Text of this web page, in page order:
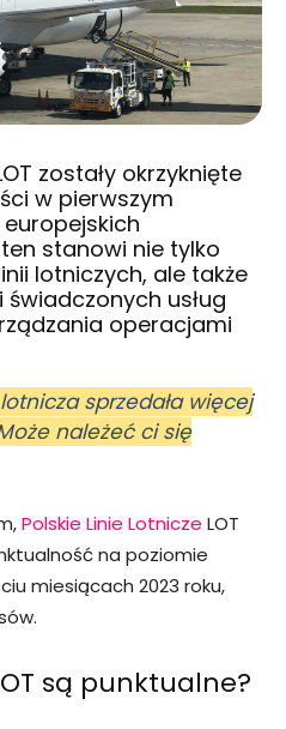
zostały okrzyknięte
w pierwszym
stanowi nie tylko
lotniczych, ale także
usług
operacjami
sprzedała więcej
należeć ci się
Polskie Linie Lotnicze LOT
na poziomie
miesiącach 2023 roku,
są punktualne?